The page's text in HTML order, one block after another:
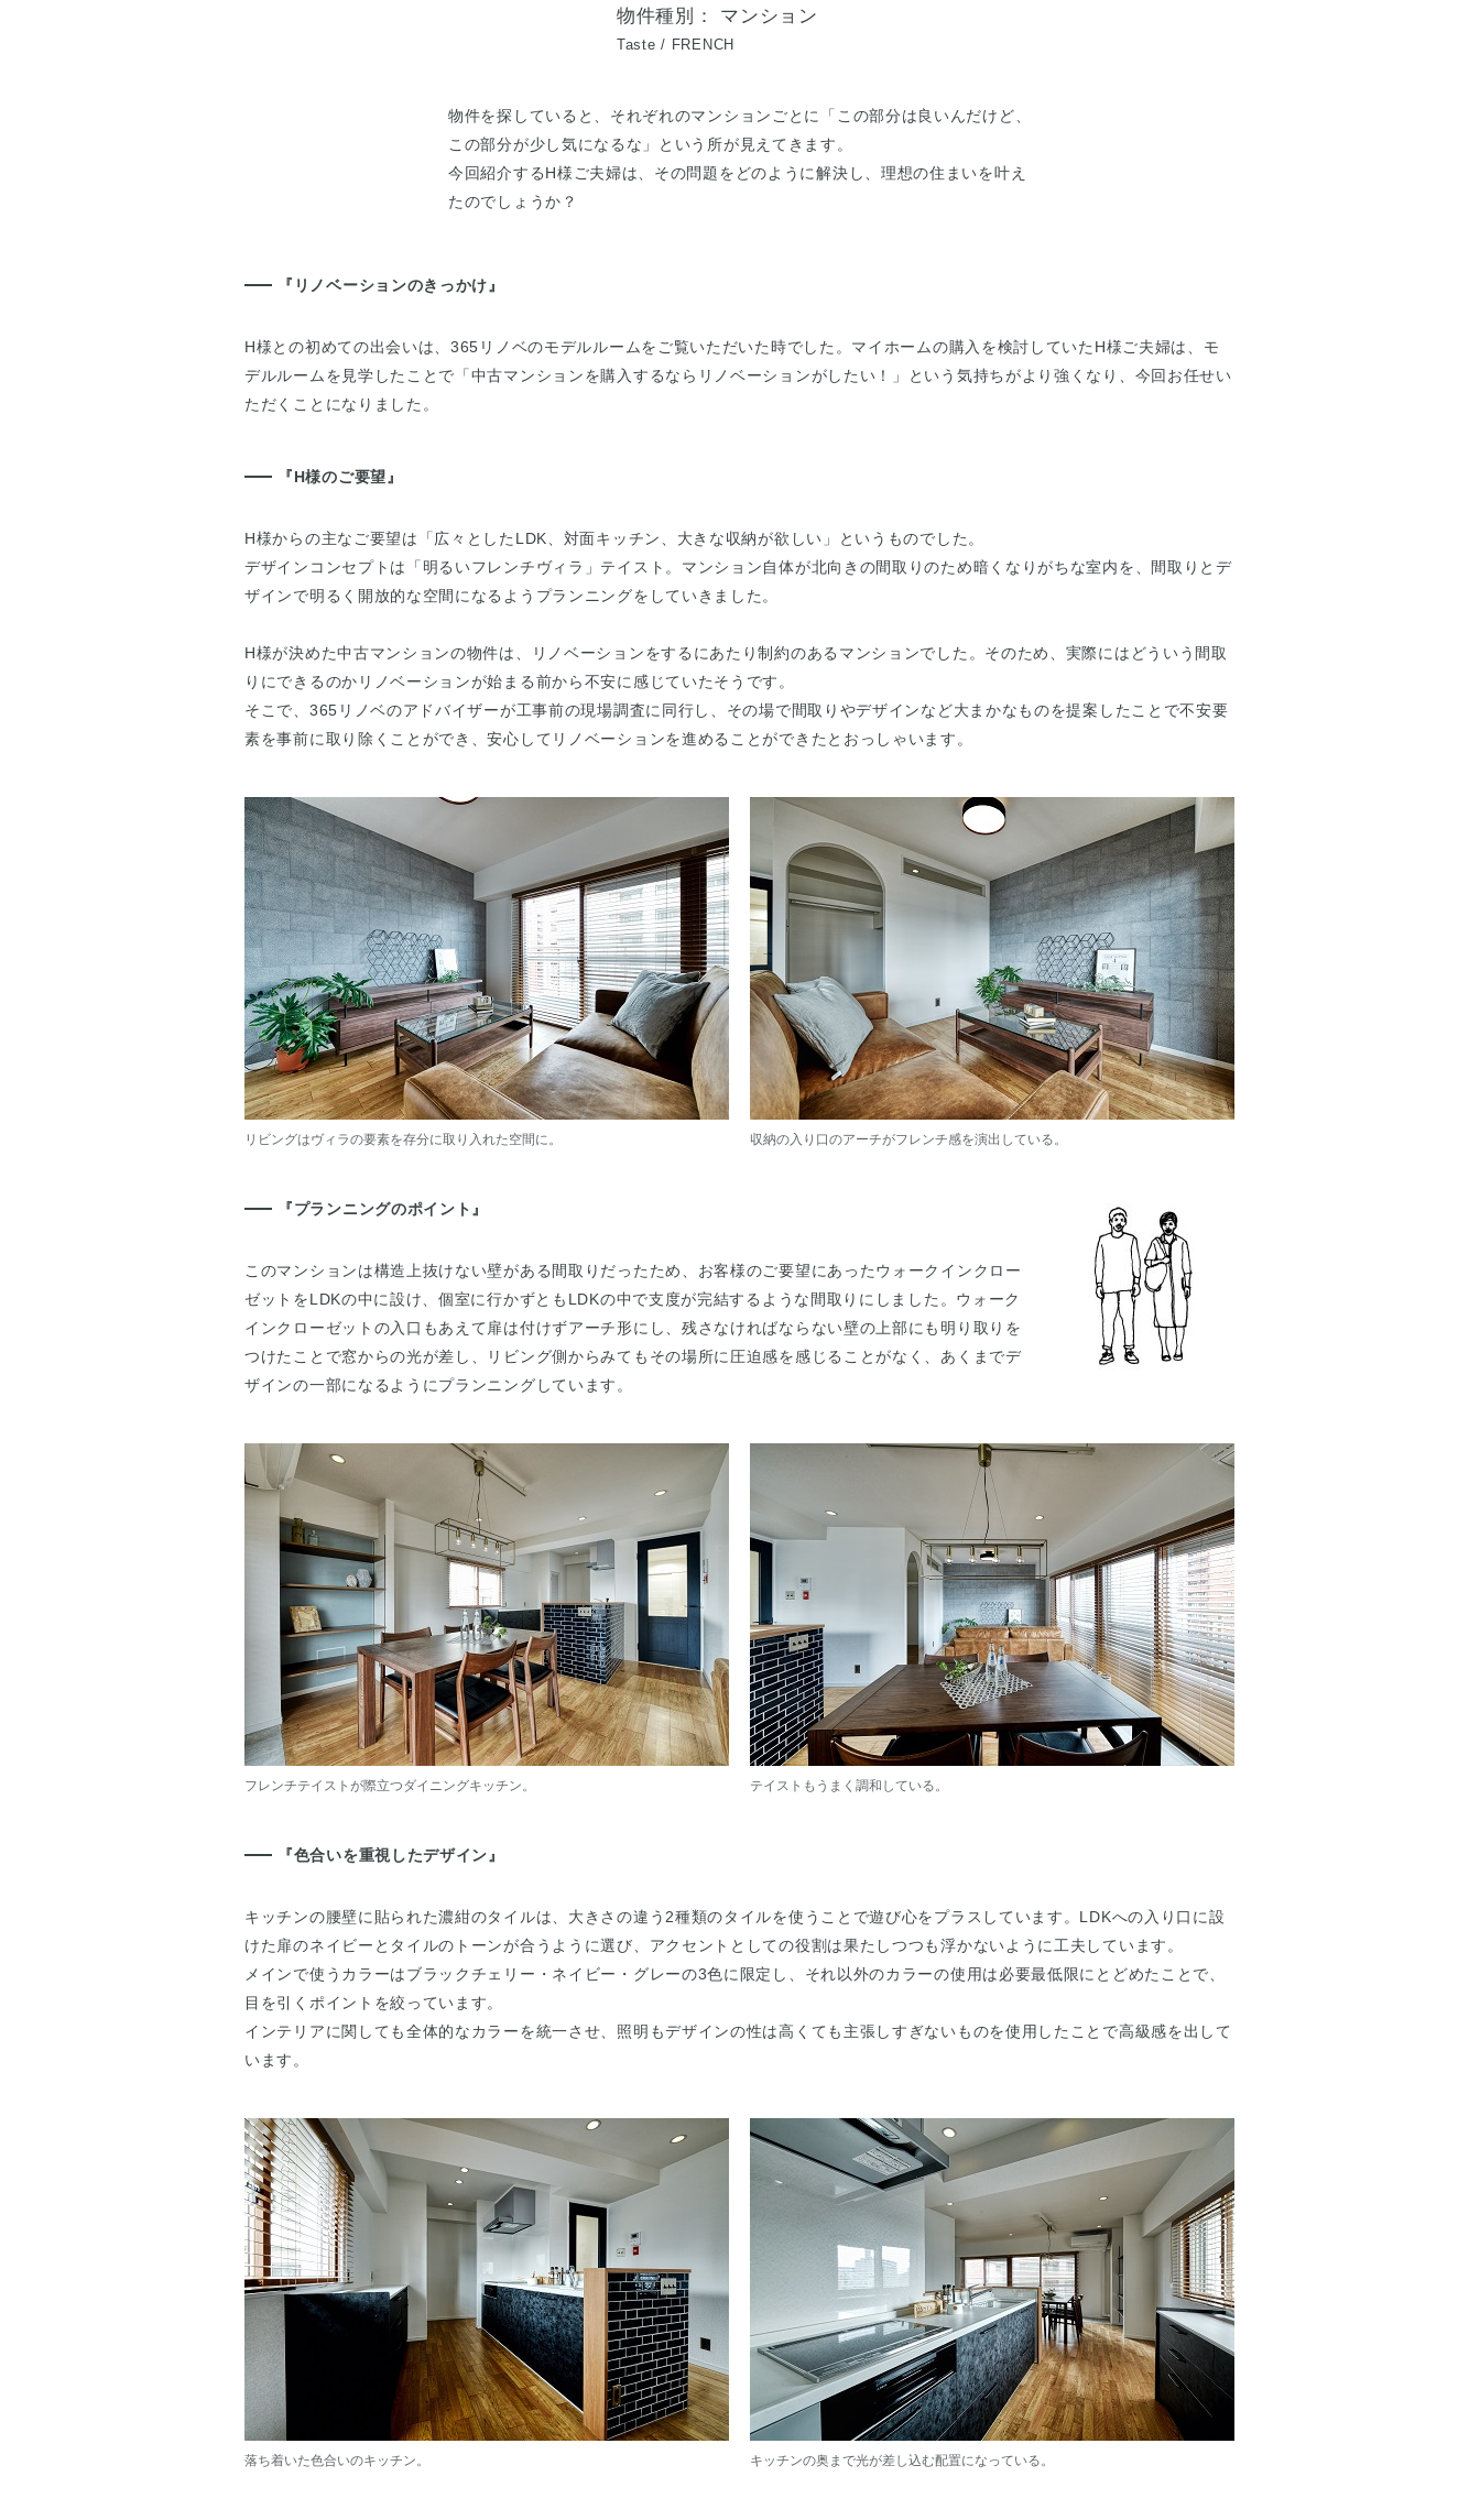
物件種別： マンション
Taste / FRENCH
物件を探していると、それぞれのマンションごとに「この部分は良いんだけど、
この部分が少し気になるな」という所が見えてきます。
今回紹介するH様ご夫婦は、その問題をどのように解決し、理想の住まいを叶え
たのでしょうか？
『リノベーションのきっかけ』
H様との初めての出会いは、365リノベのモデルルームをご覧いただいた時でした。マイホームの購入を検討していたH様ご夫婦は、モ
デルルームを見学したことで「中古マンションを購入するならリノベーションがしたい！」という気持ちがより強くなり、今回お任せい
ただくことになりました。
『H様のご要望』
H様からの主なご要望は「広々としたLDK、対面キッチン、大きな収納が欲しい」というものでした。
デザインコンセプトは「明るいフレンチヴィラ」テイスト。マンション自体が北向きの間取りのため暗くなりがちな室内を、間取りとデ
ザインで明るく開放的な空間になるようプランニングをしていきました。
H様が決めた中古マンションの物件は、リノベーションをするにあたり制約のあるマンションでした。そのため、実際にはどういう間取
りにできるのかリノベーションが始まる前から不安に感じていたそうです。
そこで、365リノベのアドバイザーが工事前の現場調査に同行し、その場で間取りやデザインなど大まかなものを提案したことで不安要
素を事前に取り除くことができ、安心してリノベーションを進めることができたとおっしゃいます。
リビングはヴィラの要素を存分に取り入れた空間に。 収納の入り口のアーチがフレンチ感を演出している。
『プランニングのポイント』
このマンションは構造上抜けない壁がある間取りだったため、お客様のご要望にあったウォークインクロー
ゼットをLDKの中に設け、個室に行かずともLDKの中で支度が完結するような間取りにしました。ウォーク
インクローゼットの入口もあえて扉は付けずアーチ形にし、残さなければならない壁の上部にも明り取りを
つけたことで窓からの光が差し、リビング側からみてもその場所に圧迫感を感じることがなく、あくまでデ
ザインの一部になるようにプランニングしています。
フレンチテイストが際立つダイニングキッチン。 テイストもうまく調和している。
『色合いを重視したデザイン』
キッチンの腰壁に貼られた濃紺のタイルは、大きさの違う2種類のタイルを使うことで遊び心をプラスしています。LDKへの入り口に設
けた扉のネイビーとタイルのトーンが合うように選び、アクセントとしての役割は果たしつつも浮かないように工夫しています。
メインで使うカラーはブラックチェリー・ネイビー・グレーの3色に限定し、それ以外のカラーの使用は必要最低限にとどめたことで、
目を引くポイントを絞っています。
インテリアに関しても全体的なカラーを統一させ、照明もデザインの性は高くても主張しすぎないものを使用したことで高級感を出して
います。
落ち着いた色合いのキッチン。 キッチンの奥まで光が差し込む配置になっている。